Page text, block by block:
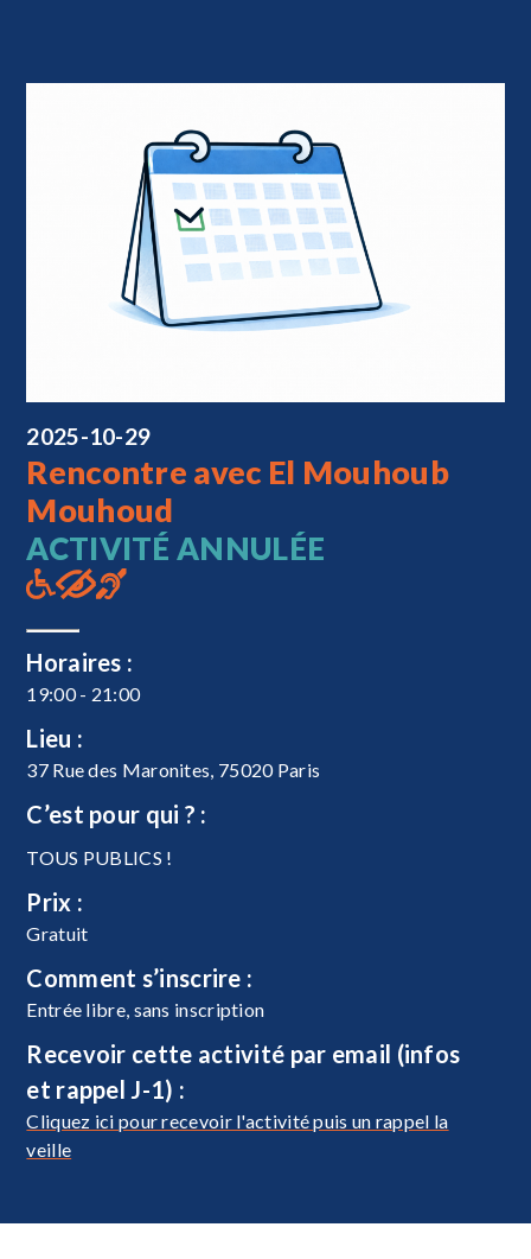
2025-10-29
Rencontre avec El Mouhoub
Mouhoud
ACTIVITÉ ANNULÉE
Horaires :
19:00 - 21:00
Lieu :
37 Rue des Maronites, 75020 Paris
C’est pour qui ? :
TOUS PUBLICS !
Prix :
Gratuit
Comment s’inscrire :
Entrée libre, sans inscription
Recevoir cette activité par email (infos
et rappel J-1) :
Cliquez ici pour recevoir l'activité puis un rappel la
veille